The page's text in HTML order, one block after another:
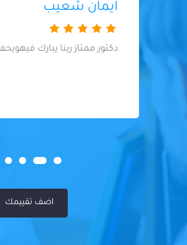
ايمان شعيب
دكتور ممتاز ربنا يبارك فيهويحفظه
اضف تقييمك